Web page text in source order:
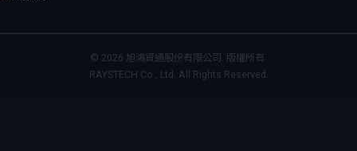
© 2026 旭鴻資通股份有限公司. 版權所有.
RAYSTECH Co., Ltd. All Rights Reserved.